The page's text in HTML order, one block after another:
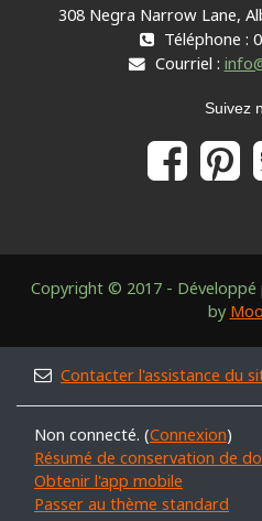
308 Negra Narrow Lane,
Téléphone :
Courriel :
Suivez
Copyright © 2017 - Développé
by
Contacter l'assistance du
Non connecté. (Connexion)
Résumé de conservation de
Obtenir l'app mobile
Passer au thème standard